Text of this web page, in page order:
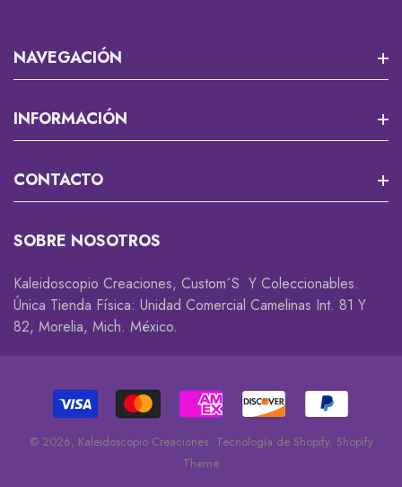
NAVEGACIÓN
Misión 13
Cortadores Y Marcadores Para Fondant
Accesorios Gamer 🎮
Accesorios
INFORMACIÓN
Que Es Un Custom?
Descuentos Y Promociones
Cambios Y Devoluciones
Privacidad
CONTACTO
Rastrea Tu Pedido
Whatsapp
SOBRE NOSOTROS
Kaleidoscopio Creaciones, Custom´s Y Coleccionables.
Única Tienda Física: Unidad Comercial Camelinas Int. 81 Y
82, Morelia, Mich. México.
© 2026, Kaleidoscopio Creaciones. Tecnología de Shopify. Shopify
Theme